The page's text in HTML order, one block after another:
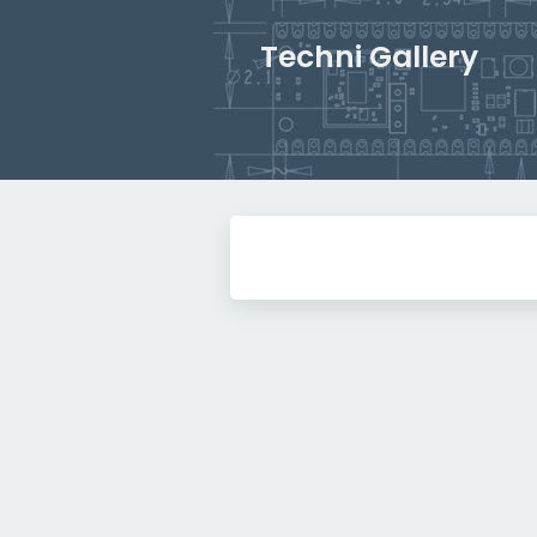
Techni Gallery